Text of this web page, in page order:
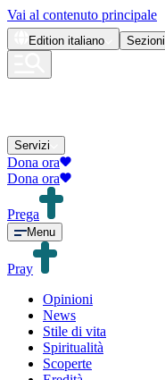
Vai al contenuto principale
Edition italiano Sezioni
Servizi
Dona ora
Dona ora
Prega
Menu
Pray
Opinioni
News
Stile di vita
Spiritualità
Scoperte